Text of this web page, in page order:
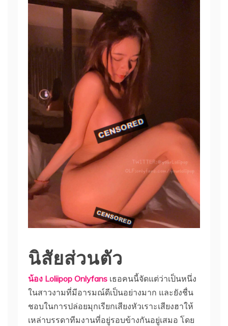
นิสัยส่วนตัว
น้อง Loliipop Onlyfans เธอคนนี้จัดแต่ว่าเป็นหนึ่ง
ในสาวงามที่มีอารมณ์ดีเป็นอย่างมาก และยังชื่น
ชอบในการปล่อยมุกเรียกเสียงหัวเราะเสียงฮาให้
เหล่าบรรดาทีมงานที่อยู่รอบข้างกันอยู่เสมอ โดย